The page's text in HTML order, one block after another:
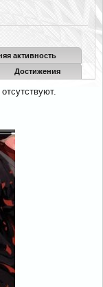
активность
Достижения